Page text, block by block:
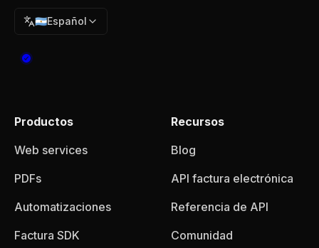
🇦🇷Español
Productos
Web services
PDFs
Automatizaciones
Factura SDK
Recursos
Blog
API factura electrónica
Referencia de API
Comunidad